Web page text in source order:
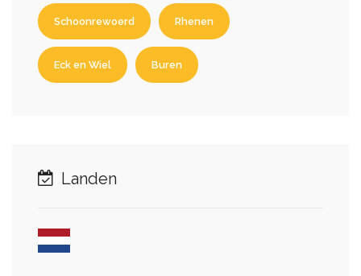
Schoonrewoerd Rhenen
Eck en Wiel Buren
Landen